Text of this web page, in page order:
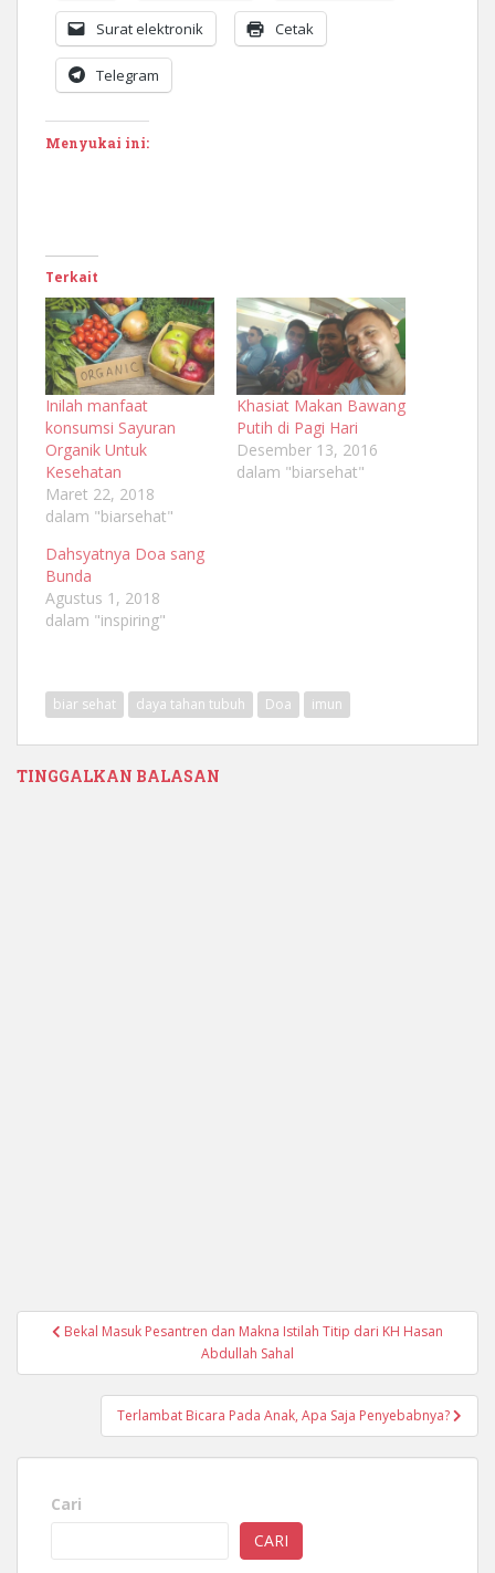
Surat elektronik Cetak
Telegram
Menyukai ini:
Terkait
Inilah manfaat
konsumsi Sayuran
Organik Untuk
Kesehatan
Maret 22, 2018
dalam "biarsehat"
Khasiat Makan Bawang
Putih di Pagi Hari
Desember 13, 2016
dalam "biarsehat"
Dahsyatnya Doa sang
Bunda
Agustus 1, 2018
dalam "inspiring"
biar sehat daya tahan tubuh Doa imun
TINGGALKAN BALASAN
Navigasi
Bekal Masuk Pesantren dan Makna Istilah Titip dari KH Hasan
Abdullah Sahal
Terlambat Bicara Pada Anak, Apa Saja Penyebabnya?
Cari
CARI